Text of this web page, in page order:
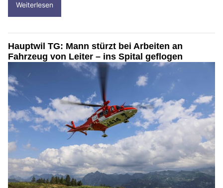
Weiterlesen
Hauptwil TG: Mann stürzt bei Arbeiten an
Fahrzeug von Leiter – ins Spital geflogen